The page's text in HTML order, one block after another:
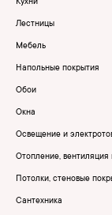
Кухни
Лестницы
Мебель
Напольные покрытия
Обои
Окна
Освещение и
Отопление,
Потолки, стеновые
Сантехника